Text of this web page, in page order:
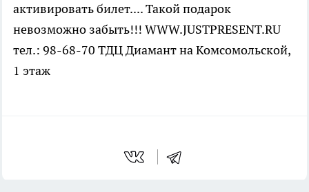
активировать билет.... Такой подарок
невозможно забыть!!! WWW.JUSTPRESENT.RU
тел.: 98-68-70 ТДЦ Диамант на Комсомольской,
1 этаж